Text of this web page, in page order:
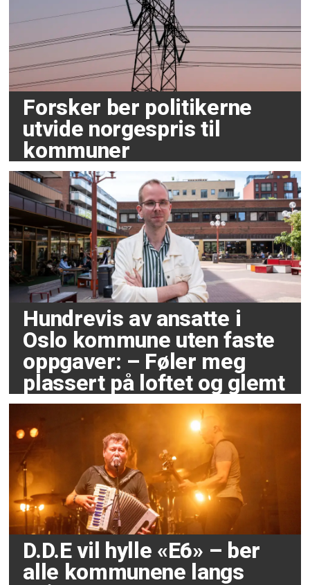
Forsker ber politikerne
utvide norgespris til
kommuner
Hundrevis av ansatte i
Oslo kommune uten faste
oppgaver: – Føler meg
plassert på loftet og glemt
D.D.E vil hylle «E6» – ber
alle kommunene langs